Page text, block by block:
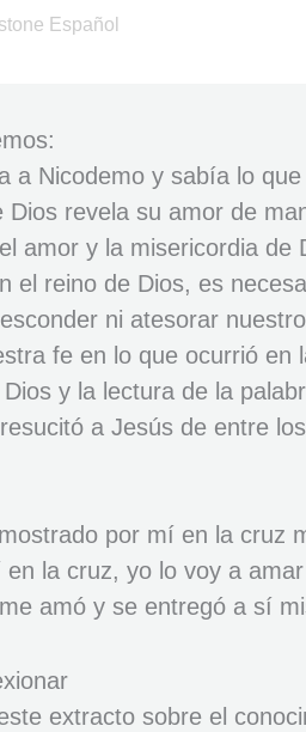
Español
a Nicodemo y sabía lo
Dios revela su amor de
amor y la misericordia de
el reino de Dios, es
ni atesorar
fe en lo que ocurrió
y la lectura de la
a Jesús de entre
por mí en la cruz
la cruz, yo lo voy a
amó y se entregó a sí
extracto sobre el